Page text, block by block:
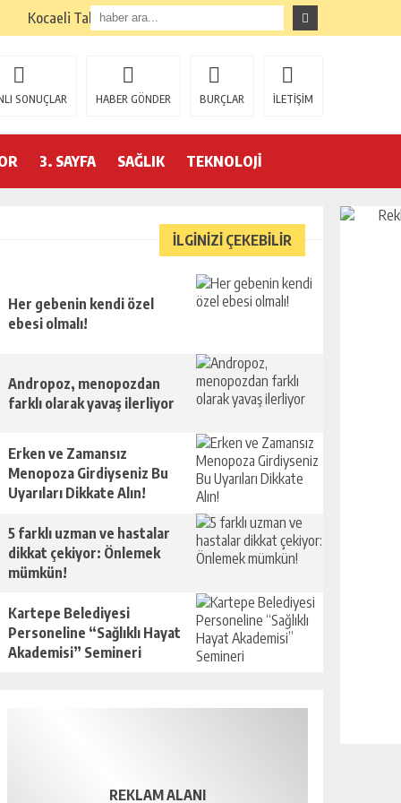
Kocaeli Tabela Seçimi: İşletmenize Doğru Seçim Nasıl?
SONUÇLAR HABER GÖNDER BURÇLAR İLETİŞİM
3. SAYFA SAĞLIK TEKNOLOJİ
İLGİNİZİ ÇEKEBİLİR
Her gebenin kendi özel
ebesi olmalı!
Andropoz, menopozdan
farklı olarak yavaş ilerliyor
Erken ve Zamansız
Menopoza Girdiyseniz Bu
Uyarıları Dikkate Alın!
5 farklı uzman ve hastalar
dikkat çekiyor: Önlemek
mümkün!
Kartepe Belediyesi
Personeline “Sağlıklı Hayat
Akademisi” Semineri
REKLAM ALANI